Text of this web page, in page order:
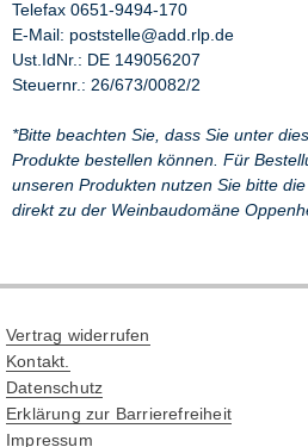
Telefax 0651-9494-170
E-Mail: poststelle@add.rlp.de
Ust.IdNr.: DE 149056207
Steuernr.: 26/673/0082/2
*Bitte beachten Sie, dass Sie unter
Produkte bestellen können. Für
unseren Produkten nutzen Sie bitte
direkt zu der Weinbaudomäne
Vertrag widerrufen
Kontakt.
Datenschutz
Erklärung zur Barrierefreiheit
Impressum